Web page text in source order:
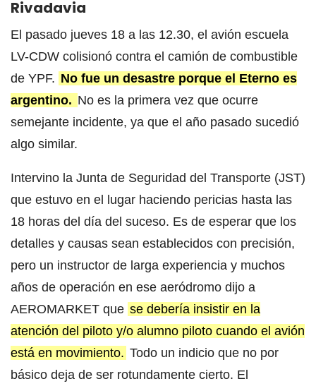
Rivadavia
El pasado jueves 18 a las 12.30, el avión escuela
LV-CDW colisionó contra el camión de combustible
de YPF. No fue un desastre porque el Eterno es
argentino. No es la primera vez que ocurre
semejante incidente, ya que el año pasado sucedió
algo similar.
Intervino la Junta de Seguridad del Transporte (JST)
que estuvo en el lugar haciendo pericias hasta las
18 horas del día del suceso. Es de esperar que los
detalles y causas sean establecidos con precisión,
pero un instructor de larga experiencia y muchos
años de operación en ese aeródromo dijo a
AEROMARKET que se debería insistir en la
atención del piloto y/o alumno piloto cuando el avión
está en movimiento. Todo un indicio que no por
básico deja de ser rotundamente cierto. El